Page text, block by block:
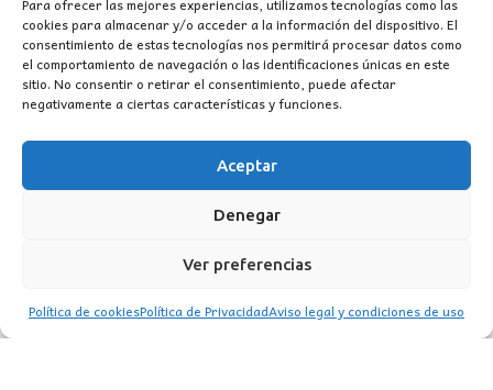
Para ofrecer las mejores experiencias, utilizamos tecnologías como las
cookies para almacenar y/o acceder a la información del dispositivo. El
consentimiento de estas tecnologías nos permitirá procesar datos como
el comportamiento de navegación o las identificaciones únicas en este
sitio. No consentir o retirar el consentimiento, puede afectar
negativamente a ciertas características y funciones.
Aceptar
Denegar
Ver preferencias
Política de cookiesPolítica de PrivacidadAviso legal y condiciones de uso
CONTACTO
Instagram